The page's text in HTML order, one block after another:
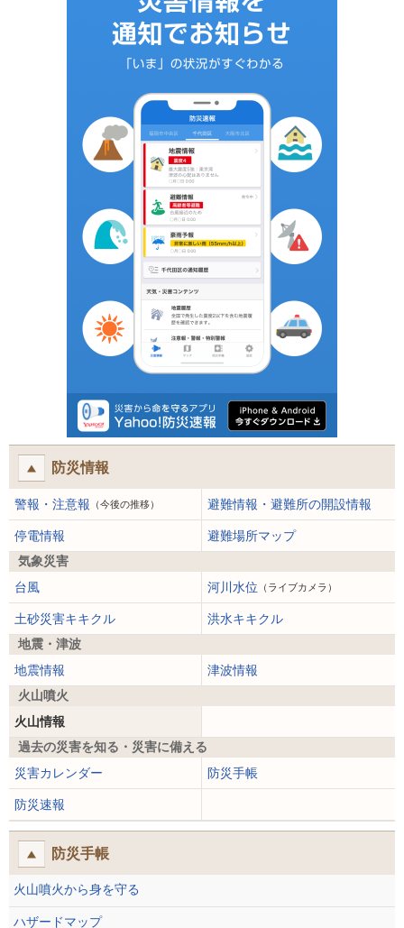
防災情報
警報・注意報 （今後の推移） 避難情報・避難所の開設情報
停電情報
避難場所マップ
気象災害
台風
河川水位 （ライブカメラ）
土砂災害キキクル
洪水キキクル
地震・津波
地震情報
津波情報
火山噴火
火山情報
過去の災害を知る・災害に備える
災害カレンダー
防災手帳
防災速報
防災手帳
火山噴火から身を守る
ハザードマップ